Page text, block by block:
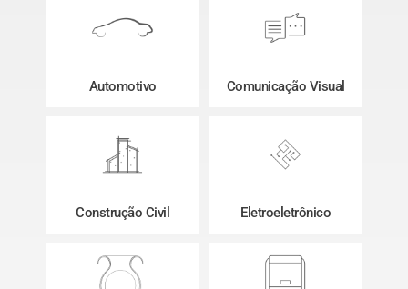
Automotivo Comunicação Visual
Construção Civil Eletroeletrônico